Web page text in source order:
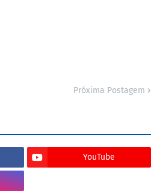
Próxima Postagem
YouTube